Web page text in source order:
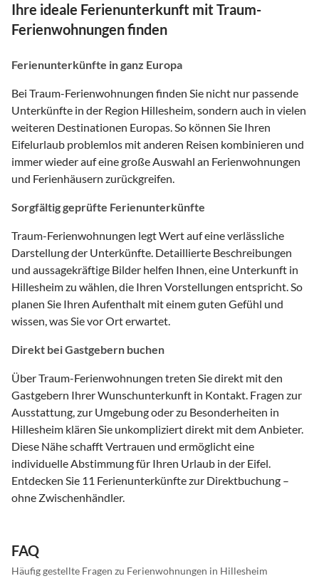
Ihre ideale Ferienunterkunft mit Traum-
Ferienwohnungen finden
Ferienunterkünfte in ganz Europa
Bei Traum-Ferienwohnungen finden Sie nicht nur passende
Unterkünfte in der Region Hillesheim, sondern auch in vielen
weiteren Destinationen Europas. So können Sie Ihren
Eifelurlaub problemlos mit anderen Reisen kombinieren und
immer wieder auf eine große Auswahl an Ferienwohnungen
und Ferienhäusern zurückgreifen.
Sorgfältig geprüfte Ferienunterkünfte
Traum-Ferienwohnungen legt Wert auf eine verlässliche
Darstellung der Unterkünfte. Detaillierte Beschreibungen
und aussagekräftige Bilder helfen Ihnen, eine Unterkunft in
Hillesheim zu wählen, die Ihren Vorstellungen entspricht. So
planen Sie Ihren Aufenthalt mit einem guten Gefühl und
wissen, was Sie vor Ort erwartet.
Direkt bei Gastgebern buchen
Über Traum-Ferienwohnungen treten Sie direkt mit den
Gastgebern Ihrer Wunschunterkunft in Kontakt. Fragen zur
Ausstattung, zur Umgebung oder zu Besonderheiten in
Hillesheim klären Sie unkompliziert direkt mit dem Anbieter.
Diese Nähe schafft Vertrauen und ermöglicht eine
individuelle Abstimmung für Ihren Urlaub in der Eifel.
Entdecken Sie 11 Ferienunterkünfte zur Direktbuchung –
ohne Zwischenhändler.
FAQ
Häufig gestellte Fragen zu Ferienwohnungen in Hillesheim